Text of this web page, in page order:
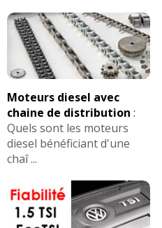
Moteurs diesel avec
chaine de distribution :
Quels sont les moteurs
diesel bénéficiant d'une
chaî ...